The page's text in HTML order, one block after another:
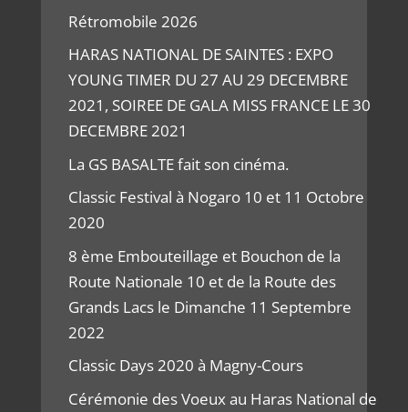
Rétromobile 2026
HARAS NATIONAL DE SAINTES : EXPO
YOUNG TIMER DU 27 AU 29 DECEMBRE
2021, SOIREE DE GALA MISS FRANCE LE 30
DECEMBRE 2021
La GS BASALTE fait son cinéma.
Classic Festival à Nogaro 10 et 11 Octobre
2020
8 ème Embouteillage et Bouchon de la
Route Nationale 10 et de la Route des
Grands Lacs le Dimanche 11 Septembre
2022
Classic Days 2020 à Magny-Cours
Cérémonie des Voeux au Haras National de